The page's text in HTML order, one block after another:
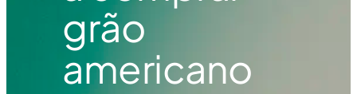
grão
americano